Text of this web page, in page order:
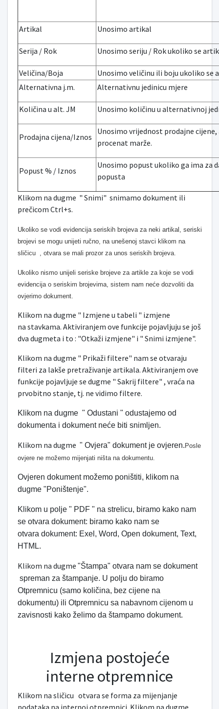
Artikal Unosimo artikal
Serija / Rok Unosimo seriju / Rok ukoliko se
Veličina/Boja
Unosimo veličinu ili boju ukoliko se
Alternativna j.m.
Alternativnu jedinicu mjere
Količina u alt. JM Unosimo količinu u alternativnoj
Prodajna cijena/Iznos
Unosimo vrijednost prodajne
procenat marže.
Popust % / Iznos
Unosimo popust ukoliko ga ima za
popusta
Klikom na dugme " Snimi" snimamo dokument ili
prečicom Ctrl+s.
Ukoliko se vodi evidencija seriskih brojeva za neki artikal, seriski
brojevi se mogu unijeti ručno, na unešenoj stavci klikom na
sličicu , otvara se mali prozor za unos seriskih brojeva.
Ukoliko nismo unijeli seriske brojeve za artikle za koje se vodi
evidencija o seriskim brojevima, sistem nam neće dozvoliti da
ovjerimo dokument.
Klikom na dugme " Izmjene u tabeli " izmjene
na stavkama. Aktiviranjem ove funkcije pojavljuju se još
dva dugmeta i to : "Otkaži izmjene" i " Snimi izmjene".
Klikom na dugme " Prikaži filtere" nam se otvaraju
filteri za lakše pretraživanje artikala. Aktiviranjem ove
funkcije pojavljuje se dugme " Sakrij filtere" , vraća na
prvobitno stanje, tj. ne vidimo filtere.
Klikom na dugme " Odustani " odustajemo od
dokumenta i dokument neće biti snimljen.
Klikom na dugme " Ovjera" dokument je ovjeren. Posle
ovjere ne možemo mijenjati ništa na dokumentu.
Ovjeren dokument možemo poništiti, klikom na
dugme "Poništenje".
Klikom u polje " PDF " na strelicu, biramo kako nam
se otvara dokument: biramo kako nam se
otvara dokument: Exel, Word, Open dokument, Text,
HTML.
Klikom na dugme "Štampa" otvara nam se dokument
spreman za štampanje. U polju do biramo
Otpremnicu (samo količina, bez cijene na
dokumentu) ili Otpremnicu sa nabavnom cijenom u
zavisnosti kako želimo da štampamo dokument.
Izmjena postojeće
interne otpremnice
Klikom na sličicu otvara se forma za mijenjanje
podataka na internoj otpremnici. Klikom na dugme